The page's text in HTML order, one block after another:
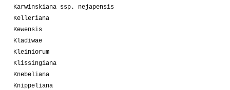
Karwinskiana ssp. nejapensis
Kelleriana
Kewensis
Kladiwae
Kleiniorum
Klissingiana
Knebeliana
Knippeliana